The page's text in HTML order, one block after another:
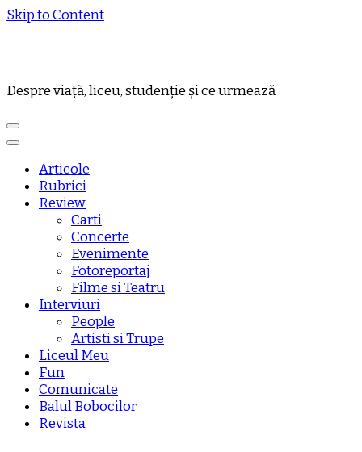
Skip to Content
Despre viață, liceu, studenție și ce urmează
Articole
Rubrici
Review
Carti
Concerte
Evenimente
Fotoreportaj
Filme si Teatru
Interviuri
People
Artisti si Trupe
Liceul Meu
Fun
Comunicate
Balul Bobocilor
Revista